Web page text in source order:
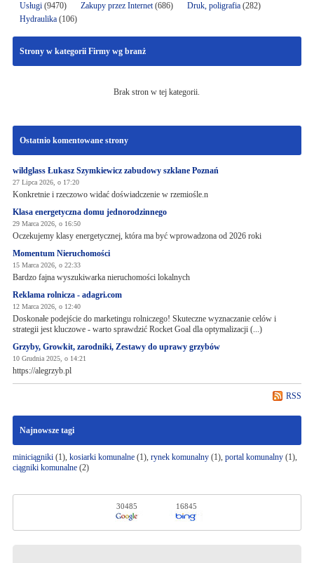
Usługi(9470) Zakupy przez Internet(686) Druk, poligrafia(282)
Hydraulika(106)
Strony w kategorii Firmy wg branż
Brak stron w tej kategorii.
Ostatnio komentowane strony
wildglass Łukasz Szymkiewicz zabudowy szklane Poznań
27 Lipca 2026, o 17:20
Konkretnie i rzeczowo widać doświadczenie w rzemiośle.n
Klasa energetyczna domu jednorodzinnego
29 Marca 2026, o 16:50
Oczekujemy klasy energetycznej, która ma być wprowadzona od 2026 roki
Momentum Nieruchomości
15 Marca 2026, o 22:33
Bardzo fajna wyszukiwarka nieruchomości lokalnych
Reklama rolnicza - adagri.com
12 Marca 2026, o 12:40
Doskonałe podejście do marketingu rolniczego! Skuteczne wyznaczanie celów i
strategii jest kluczowe - warto sprawdzić Rocket Goal dla optymalizacji (...)
Grzyby, Growkit, zarodniki, Zestawy do uprawy grzybów
10 Grudnia 2025, o 14:21
https://alegrzyb.pl
RSS
Najnowsze tagi
miniciągniki(1), kosiarki komunalne(1), rynek komunalny(1), portal komunalny(1),
ciągniki komunalne(2)
30485 16845